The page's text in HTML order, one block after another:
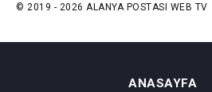
© 2019 - 2026 ALANYA POSTASI WEB TV
ANASAYFA